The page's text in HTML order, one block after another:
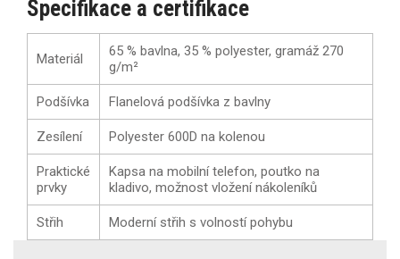
Specifikace a certifikace
Materiál
65 % bavlna, 35 % polyester, gramáž 270
g/m²
Podšívka Flanelová podšívka z bavlny
Zesílení Polyester 600D na kolenou
Praktické
prvky
Kapsa na mobilní telefon, poutko na
kladivo, možnost vložení nákoleníků
Střih Moderní střih s volností pohybu